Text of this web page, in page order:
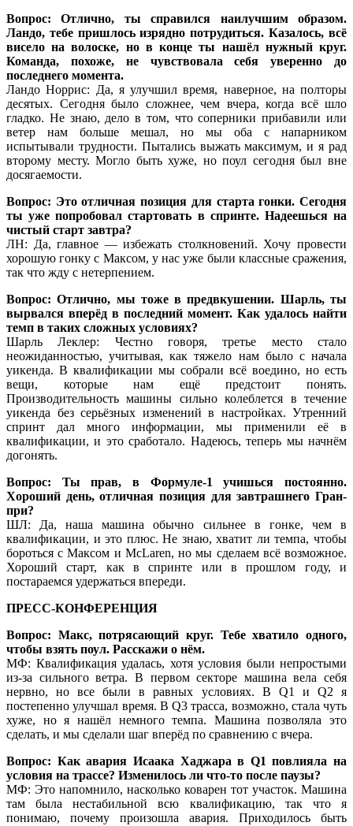
Вопрос: Отлично, ты справился наилучшим образом.
Ландо, тебе пришлось изрядно потрудиться. Казалось, всё
висело на волоске, но в конце ты нашёл нужный круг.
Команда, похоже, не чувствовала себя уверенно до
последнего момента.
Ландо Норрис: Да, я улучшил время, наверное, на полторы
десятых. Сегодня было сложнее, чем вчера, когда всё шло
гладко. Не знаю, дело в том, что соперники прибавили или
ветер нам больше мешал, но мы оба с напарником
испытывали трудности. Пытались выжать максимум, и я рад
второму месту. Могло быть хуже, но поул сегодня был вне
досягаемости.
Вопрос: Это отличная позиция для старта гонки. Сегодня
ты уже попробовал стартовать в спринте. Надеешься на
чистый старт завтра?
ЛН: Да, главное — избежать столкновений. Хочу провести
хорошую гонку с Максом, у нас уже были классные сражения,
так что жду с нетерпением.
Вопрос: Отлично, мы тоже в предвкушении. Шарль, ты
вырвался вперёд в последний момент. Как удалось найти
темп в таких сложных условиях?
Шарль Леклер: Честно говоря, третье место стало
неожиданностью, учитывая, как тяжело нам было с начала
уикенда. В квалификации мы собрали всё воедино, но есть
вещи, которые нам ещё предстоит понять.
Производительность машины сильно колеблется в течение
уикенда без серьёзных изменений в настройках. Утренний
спринт дал много информации, мы применили её в
квалификации, и это сработало. Надеюсь, теперь мы начнём
догонять.
Вопрос: Ты прав, в Формуле-1 учишься постоянно.
Хороший день, отличная позиция для завтрашнего Гран-
при?
ШЛ: Да, наша машина обычно сильнее в гонке, чем в
квалификации, и это плюс. Не знаю, хватит ли темпа, чтобы
бороться с Максом и McLaren, но мы сделаем всё возможное.
Хороший старт, как в спринте или в прошлом году, и
постараемся удержаться впереди.
ПРЕСС-КОНФЕРЕНЦИЯ
Вопрос: Макс, потрясающий круг. Тебе хватило одного,
чтобы взять поул. Расскажи о нём.
МФ: Квалификация удалась, хотя условия были непростыми
из-за сильного ветра. В первом секторе машина вела себя
нервно, но все были в равных условиях. В Q1 и Q2 я
постепенно улучшал время. В Q3 трасса, возможно, стала чуть
хуже, но я нашёл немного темпа. Машина позволяла это
сделать, и мы сделали шаг вперёд по сравнению с вчера.
Вопрос: Как авария Исаака Хаджара в Q1 повлияла на
условия на трассе? Изменилось ли что-то после паузы?
МФ: Это напомнило, насколько коварен тот участок. Машина
там была нестабильной всю квалификацию, так что я
понимаю, почему произошла авария. Приходилось быть